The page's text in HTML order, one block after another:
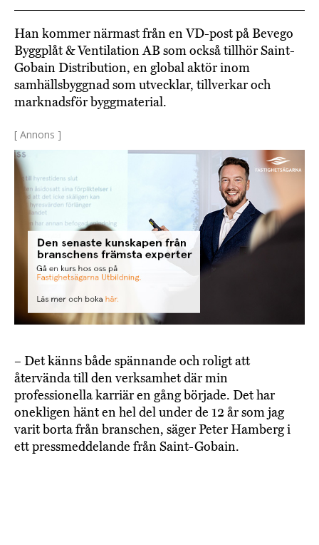
Han kommer närmast från en VD-post på Bevego
Byggplåt & Ventilation AB som också tillhör Saint-
Gobain Distribution, en global aktör inom
samhällsbyggnad som utvecklar, tillverkar och
marknadsför byggmaterial.
[ Annons ]
– Det känns både spännande och roligt att
återvända till den verksamhet där min
professionella karriär en gång började. Det har
onekligen hänt en hel del under de 12 år som jag
varit borta från branschen, säger Peter Hamberg i
ett pressmeddelande från Saint-Gobain.